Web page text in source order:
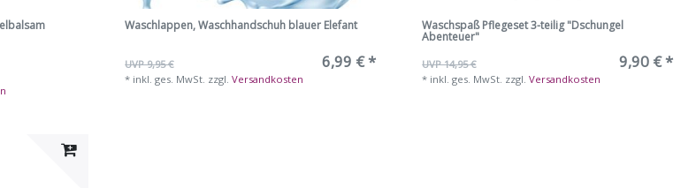
Waschlappen, Waschhandschuh blauer Elefant
UVP 9,95 € 6,99 € *
* inkl. ges. MwSt. zzgl.Versandkosten
Waschspaß Pflegeset 3-teilig "Dschungel
Abenteuer"
UVP 14,95 € 9,90 € *
* inkl. ges. MwSt. zzgl.Versandkosten